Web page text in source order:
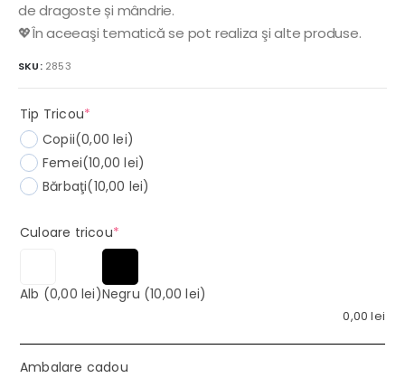
de dragoste și mândrie.
💖În aceeaşi tematică se pot realiza şi alte produse.
SKU: 2853
Tip Tricou*
Copii(0,00 lei)
Femei(10,00 lei)
Bărbaţi(10,00 lei)
Culoare tricou*(required)
Alb (0,00 lei)Negru (10,00 lei)
0,00lei
Ambalare cadou